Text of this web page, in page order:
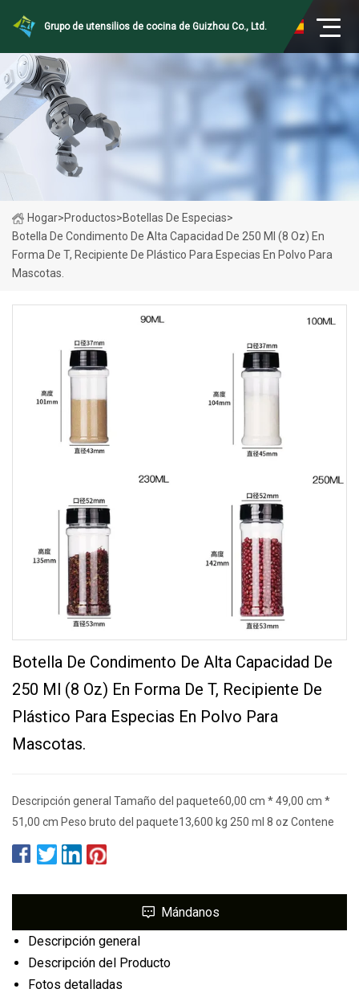
Grupo de utensilios de cocina de Guizhou Co., Ltd.
Hogar>Productos>Botellas De Especias>
Botella De Condimento De Alta Capacidad De 250 Ml (8 Oz) En
Forma De T, Recipiente De Plástico Para Especias En Polvo Para
Mascotas.
Botella De Condimento De Alta Capacidad De
250 Ml (8 Oz) En Forma De T, Recipiente De
Plástico Para Especias En Polvo Para
Mascotas.
Descripción general Tamaño del paquete60,00 cm * 49,00 cm *
51,00 cm Peso bruto del paquete13,600 kg 250 ml 8 oz Contene
Mándanos
Descripción general
Descripción del Producto
Fotos detalladas